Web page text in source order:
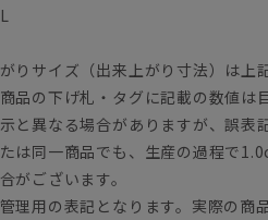
りサイズ（出来上がり寸法）は上
品の下げ札・タグに記載の数値は
と異なる場合がありますが、誤表
は同一商品でも、生産の過程で
がございます。
理用の表記となります。実際の商